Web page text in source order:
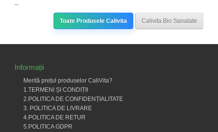
Toate Produsele Calivita Calivita Bio Sanatate
Informații
Merită prețul produselor CaliVita?
1.TERMENI ȘI CONDIȚII
2.POLITICA DE CONFIDENȚIALITATE
3. POLITICA DE LIVRARE
4.POLITICA DE RETUR
5.POLITICA GDPR